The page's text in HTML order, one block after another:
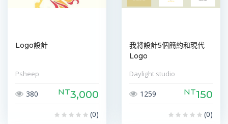
Logo設計
Psheep
380 NT3,000
(0)
我將設計5個簡約和現代
Logo
Daylight studio
1259 NT150
(0)